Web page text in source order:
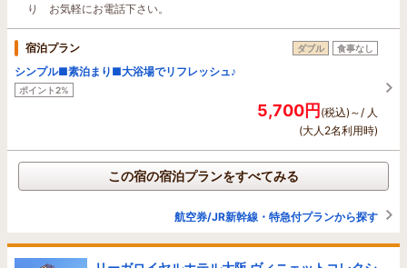
り お気軽にお電話下さい。
宿泊プラン ダブル 食事なし
シンプル■素泊まり■大浴場でリフレッシュ♪
ポイント2%
5,700円(税込)～/ 人
(大人2名利用時)
この宿の宿泊プランをすべてみる
航空券/JR新幹線・特急付プランから探す